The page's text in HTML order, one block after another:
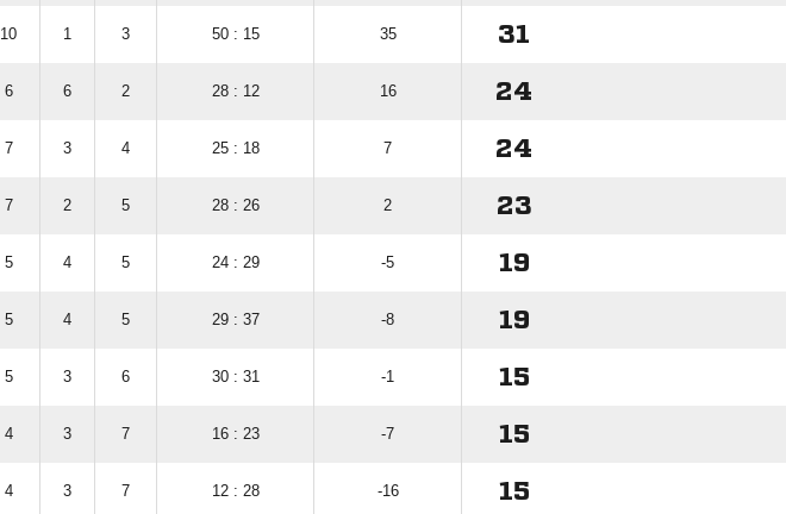
10 1 3 50 : 15 35 31
6 6 2 28 : 12 16 24
7 3 4 25 : 18 7 24
7 2 5 28 : 26 2 23
5 4 5 24 : 29 -5 19
5 4 5 29 : 37 -8 19
5 3 6 30 : 31 -1 15
4 3 7 16 : 23 -7 15
4 3 7 12 : 28 -16 15